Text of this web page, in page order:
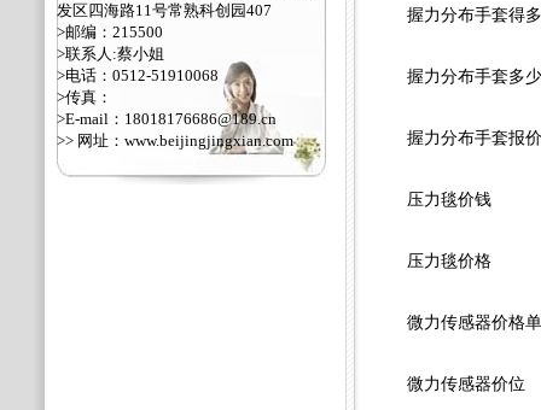
发区四海路11号常熟科创园407
>邮编：215500
>联系人:蔡小姐
>电话：0512-51910068
>传真：
>E-mail：18018176686@189.cn
>> 网址： www.beijingjingxian.com
握力分布手套得
握力分布手套多
握力分布手套报
压力毯价钱
压力毯价格
微力传感器价格单
微力传感器价位